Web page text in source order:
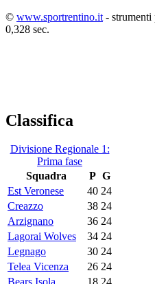
© www.sportrentino.it - strumenti
0,328 sec.
Classifica
Divisione Regionale 1:
Prima fase
Squadra
P G
Est Veronese
40 24
Creazzo
38 24
Arzignano
36 24
Lagorai Wolves
34 24
Legnago
30 24
Telea Vicenza
26 24